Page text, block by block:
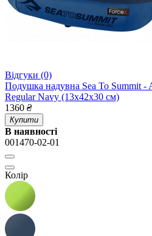
Відгуки (0)
Подушка надувна Sea To Summit -
Regular Navy (13x42x30 см)
1360 ₴
Купити
В наявності
001470-02-01
Колір